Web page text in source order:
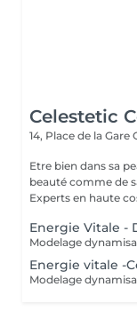
Celestetic
14, Place de la Gare
Etre bien dans sa
beauté comme de
Experts en haute
Energie Vitale -
Modelage
Energie vitale -
Modelage